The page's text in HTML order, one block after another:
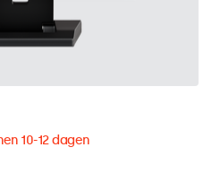
10-12 dagen